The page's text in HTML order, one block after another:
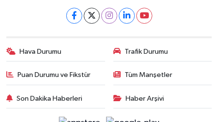
Hava Durumu Trafik Durumu
Puan Durumu ve Fikstür Tüm Manşetler
Son Dakika Haberleri Haber Arşivi